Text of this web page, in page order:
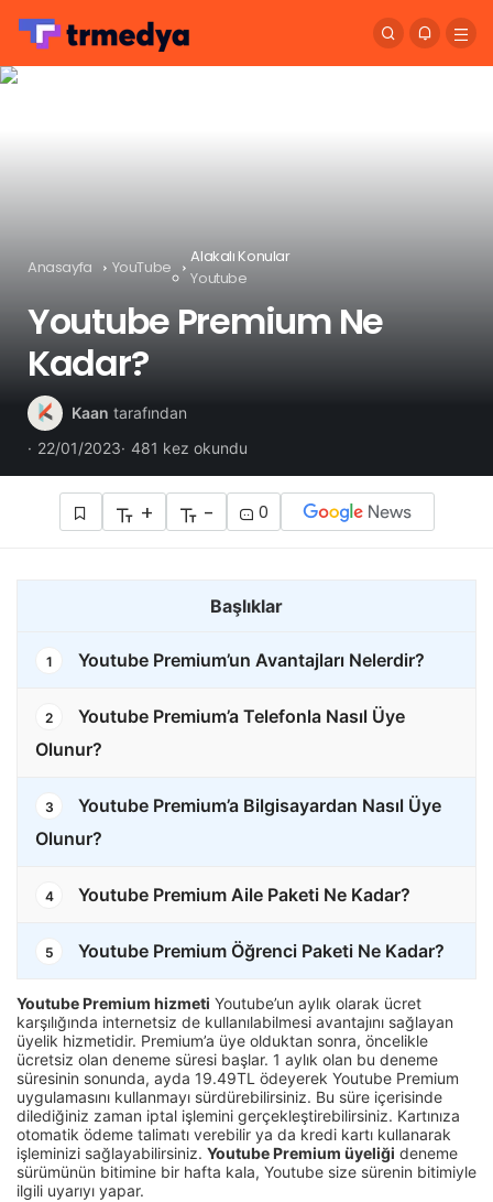
Anasayfa YouTube
Alakalı Konular
Youtube
Youtube Premium Ne
Kadar?
Kaan tarafından
22/01/2023 481 kez okundu
+ - 0
Başlıklar
1 Youtube Premium’un Avantajları Nelerdir?
2
Youtube Premium’a Telefonla Nasıl Üye
Olunur?
3
Youtube Premium’a Bilgisayardan Nasıl Üye
Olunur?
4 Youtube Premium Aile Paketi Ne Kadar?
5 Youtube Premium Öğrenci Paketi Ne Kadar?
Youtube Premium hizmeti Youtube’un aylık olarak ücret
karşılığında internetsiz de kullanılabilmesi avantajını sağlayan
üyelik hizmetidir. Premium’a üye olduktan sonra, öncelikle
ücretsiz olan deneme süresi başlar. 1 aylık olan bu deneme
süresinin sonunda, ayda 19.49TL ödeyerek Youtube Premium
uygulamasını kullanmayı sürdürebilirsiniz. Bu süre içerisinde
dilediğiniz zaman iptal işlemini gerçekleştirebilirsiniz. Kartınıza
otomatik ödeme talimatı verebilir ya da kredi kartı kullanarak
işleminizi sağlayabilirsiniz. Youtube Premium üyeliği deneme
sürümünün bitimine bir hafta kala, Youtube size sürenin bitimiyle
ilgili uyarıyı yapar.